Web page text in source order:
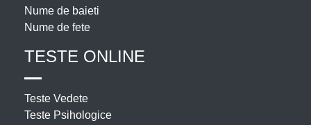
Nume de baieti
Nume de fete
TESTE ONLINE
Teste Vedete
Teste Psihologice